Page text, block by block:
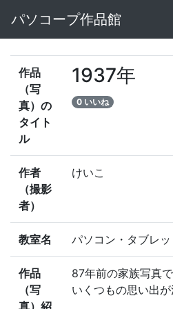
パソコープ作品館
作品
（写
真）の
タイト
ル
1937年
0 いいね
作者
（撮影
者）
けいこ
教室名 パソコン・タブレ
作品
（写
真）紹
87年前の家族写真
いくつもの思い出が